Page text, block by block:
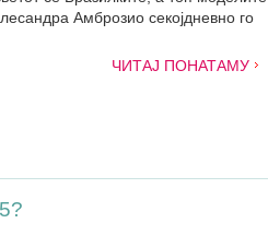
Амброзио секојдневно го
ЧИТАЈ ПОНАТАМУ